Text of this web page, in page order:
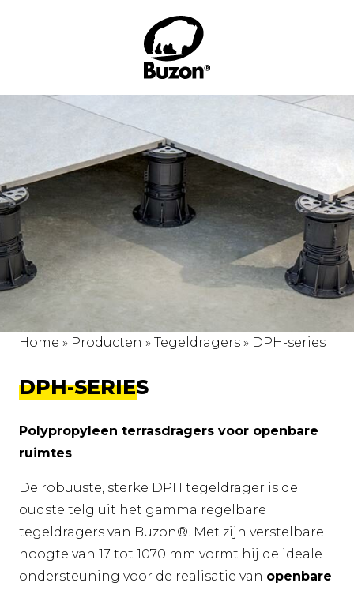
Home » Producten » Tegeldragers » DPH-series
DPH-SERIES
Polypropyleen terrasdragers voor openbare
ruimtes
De robuuste, sterke DPH tegeldrager is de
oudste telg uit het gamma regelbare
tegeldragers van Buzon®. Met zijn verstelbare
hoogte van 17 tot 1070 mm vormt hij de ideale
ondersteuning voor de realisatie van openbare